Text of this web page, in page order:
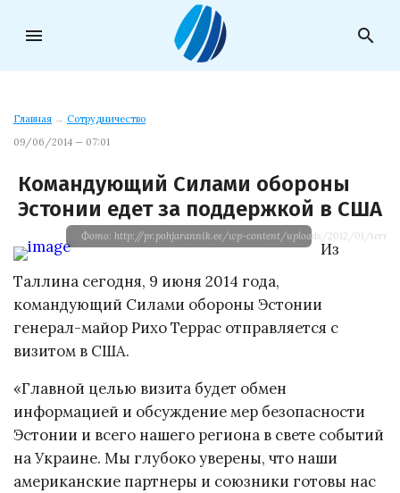
menu search
Главная → Сотрудничество
09/06/2014 — 07:01
Командующий Силами обороны
Эстонии едет за поддержкой в США
Фото: http://pr.pohjarannik.ee/wp-content/uploads/2012/01/
Из
Таллина сегодня, 9 июня 2014 года,
командующий Силами обороны Эстонии
генерал-майор Рихо Террас отправляется с
визитом в США.
«Главной целью визита будет обмен
информацией и обсуждение мер безопасности
Эстонии и всего нашего региона в свете событий
на Украине. Мы глубоко уверены, что наши
американские партнеры и союзники готовы нас